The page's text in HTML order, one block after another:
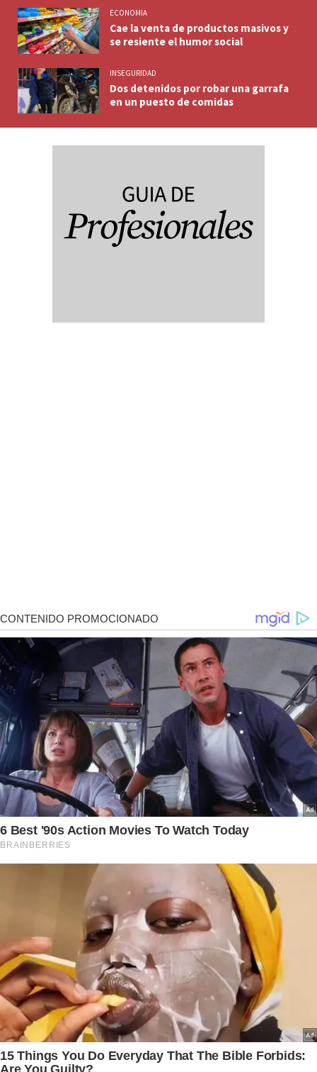
ECONOMIA
Cae la venta de productos masivos y
se resiente el humor social
INSEGURIDAD
Dos detenidos por robar una garrafa
en un puesto de comidas